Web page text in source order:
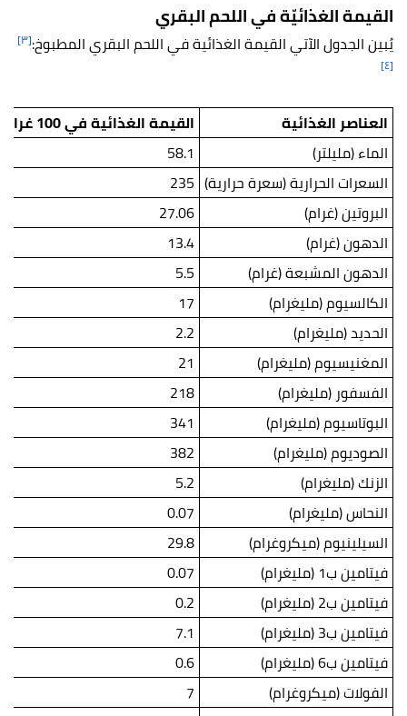
القيمة الغذائيّة في اللحم البقري
يُبين الجدول الآتي القيمة الغذائية في اللحم البقري المطبوخ:[٣]
[٤]
العناصر الغذائية
القيمة الغذائية في 100 غرام من قطع اللحم البقري
الماء (مليلتر)
58.1
السعرات الحرارية (سعرة حرارية) 235
البروتين (غرام)
27.06
الدهون (غرام)
13.4
الدهون المشبعة (غرام)
5.5
الكالسيوم (مليغرام)
17
الحديد (مليغرام)
2.2
المغنيسيوم (مليغرام)
21
الفسفور (مليغرام)
218
البوتاسيوم (مليغرام)
341
الصوديوم (مليغرام)
382
الزنك (مليغرام)
5.2
النحاس (مليغرام)
0.07
السيلينيوم (ميكروغرام)
29.8
فيتامين ب1 (مليغرام)
0.07
فيتامين ب2 (مليغرام)
0.2
فيتامين ب3 (مليغرام)
7.1
فيتامين ب6 (مليغرام)
0.6
الفولات (ميكروغرام)
7